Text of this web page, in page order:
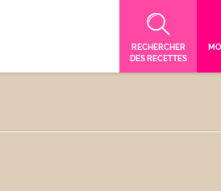
RECHERCHER
DES RECETTES